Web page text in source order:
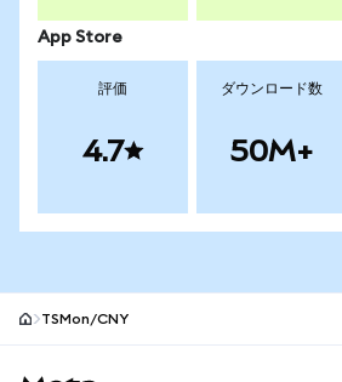
App Store
評価
4.7
ダウンロード数
50M+
TSMon/CNY